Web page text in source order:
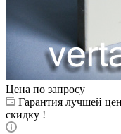
Цена по запросу
Гарантия лучшей
скидку !